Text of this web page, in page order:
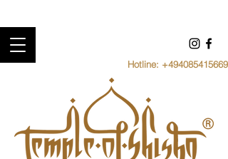
Hotline: +494085415669